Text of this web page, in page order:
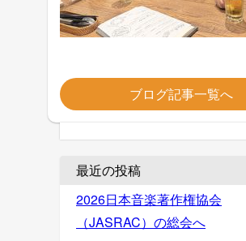
ブログ記事一覧へ
最近の投稿
2026日本音楽著作権協会
（JASRAC）の総会へ